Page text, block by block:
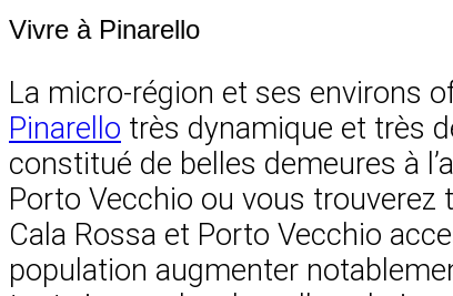
Vivre à Pinarello
La micro-région et ses environs
Pinarello très dynamique et très
constitué de belles demeures à
Porto Vecchio ou vous trouverez
Cala Rossa et Porto Vecchio
population augmenter